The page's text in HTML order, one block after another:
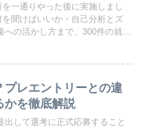
一通りやった後に実施しまし
を聞けばいいか・自己分析とズ
への活かし方まで、300件の就活
プレエントリーとの違
かを徹底解説
出して選考に正式応募すること